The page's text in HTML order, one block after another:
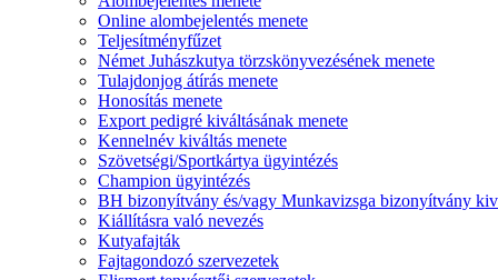
Online alombejelentés menete
Teljesítményfűzet
Német Juhászkutya törzskönyvezésének menete
Tulajdonjog átírás menete
Honosítás menete
Export pedigré kiváltásának menete
Kennelnév kiváltás menete
Szövetségi/Sportkártya ügyintézés
Champion ügyintézés
BH bizonyítvány és/vagy Munkavizsga bizonyítvány
Kiállításra való nevezés
Kutyafajták
Fajtagondozó szervezetek